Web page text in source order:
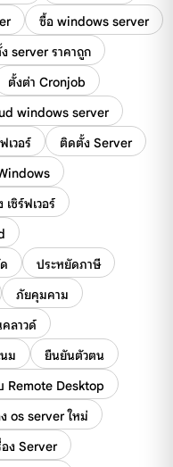
ซื้อ windows server
server ราคาถูก
ตั้งต่า Cronjob
windows server
เวอร์
ติดตั้ง Server
เซิร์ฟเวอร์
ประหยัดภาษี
ภัยคุมคาม
ลาวด์
ม
ยืนยันตัวตน
Remote Desktop
os server ใหม่
อง Server